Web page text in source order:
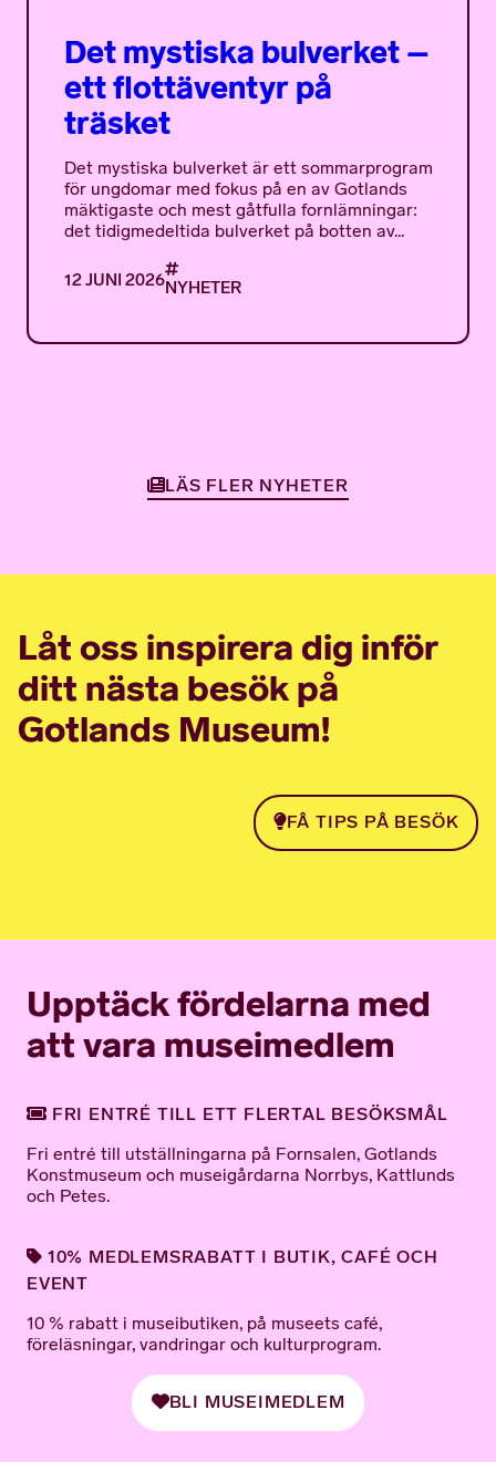
Det mystiska bulverket –
ett flottäventyr på
träsket
Det mystiska bulverket är ett sommarprogram
för ungdomar med fokus på en av Gotlands
mäktigaste och mest gåtfulla fornlämningar:
det tidigmedeltida bulverket på botten av...
12 JUNI 2026NYHETER
LÄS FLER NYHETER
Låt oss inspirera dig inför
ditt nästa besök på
Gotlands Museum!
FÅ TIPS PÅ BESÖK
Upptäck fördelarna med
att vara museimedlem
FRI ENTRÉ TILL ETT FLERTAL BESÖKSMÅL
Fri entré till utställningarna på Fornsalen, Gotlands
Konstmuseum och museigårdarna Norrbys, Kattlunds
och Petes.
10% MEDLEMSRABATT I BUTIK, CAFÉ OCH
EVENT
10 % rabatt i museibutiken, på museets café,
föreläsningar, vandringar och kulturprogram.
BLI MUSEIMEDLEM